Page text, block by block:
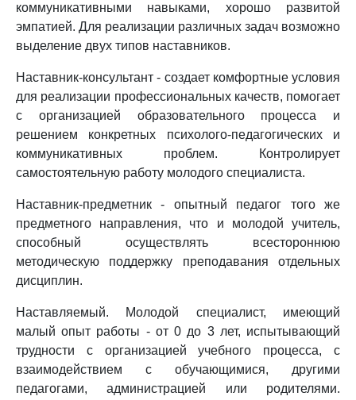
коммуникативными навыками, хорошо развитой
эмпатией. Для реализации различных задач возможно
выделение двух типов наставников.
Наставник-консультант - создает комфортные условия
для реализации профессиональных качеств, помогает
с организацией образовательного процесса и
решением конкретных психолого-педагогических и
коммуникативных проблем. Контролирует
самостоятельную работу молодого специалиста.
Наставник-предметник - опытный педагог того же
предметного направления, что и молодой учитель,
способный осуществлять всестороннюю
методическую поддержку преподавания отдельных
дисциплин.
Наставляемый. Молодой специалист, имеющий
малый опыт работы - от 0 до 3 лет, испытывающий
трудности с организацией учебного процесса, с
взаимодействием с обучающимися, другими
педагогами, администрацией или родителями.